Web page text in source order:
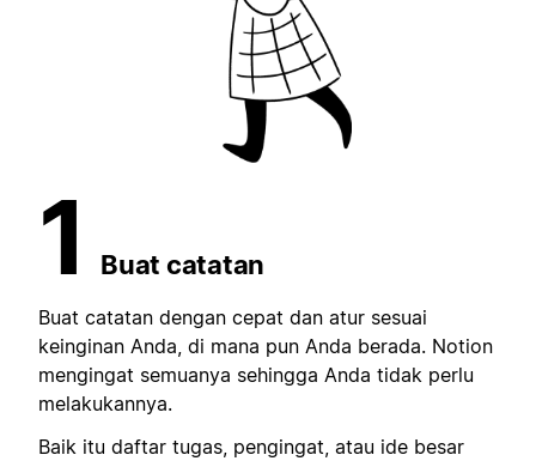
1 Buat catatan
Buat catatan dengan cepat dan atur sesuai
keinginan Anda, di mana pun Anda berada. Notion
mengingat semuanya sehingga Anda tidak perlu
melakukannya.
Baik itu daftar tugas, pengingat, atau ide besar